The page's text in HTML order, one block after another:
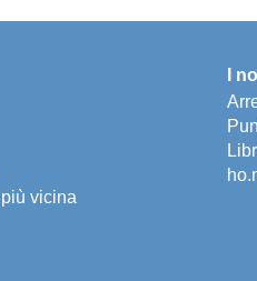
vicina
I